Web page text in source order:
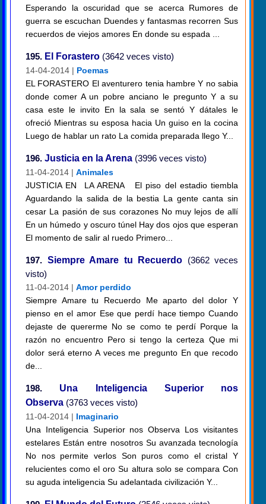
Esperando la oscuridad que se acerca Rumores de
guerra se escuchan Duendes y fantasmas recorren Sus
recuerdos de viejos amores En donde su espada ...
195. El Forastero (3642 veces visto)
14-04-2014 | Poemas
EL FORASTERO El aventurero tenia hambre Y no sabia
donde comer A un pobre anciano le pregunto Y a su
casa este le invito En la sala se sentó Y dátales le
ofreció Mientras su esposa hacia Un guiso en la cocina
Luego de hablar un rato La comida preparada llego Y...
196. Justicia en la Arena (3996 veces visto)
11-04-2014 | Animales
JUSTICIA EN LA ARENA El piso del estadio tiembla
Aguardando la salida de la bestia La gente canta sin
cesar La pasión de sus corazones No muy lejos de allí
En un húmedo y oscuro túnel Hay dos ojos que esperan
El momento de salir al ruedo Primero...
197. Siempre Amare tu Recuerdo (3662 veces
visto)
11-04-2014 | Amor perdido
Siempre Amare tu Recuerdo Me aparto del dolor Y
pienso en el amor Ese que perdí hace tiempo Cuando
dejaste de quererme No se como te perdí Porque la
razón no encuentro Pero si tengo la certeza Que mi
dolor será eterno A veces me pregunto En que recodo
de...
198.
Una Inteligencia Superior nos
Observa (3763 veces visto)
11-04-2014 | Imaginario
Una Inteligencia Superior nos Observa Los visitantes
estelares Están entre nosotros Su avanzada tecnología
No nos permite verlos Son puros como el cristal Y
relucientes como el oro Su altura solo se compara Con
su aguda inteligencia Su adelantada civilización Y...